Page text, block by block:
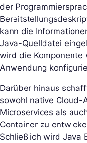
der
kann die
Java-Quelldatei
wird die Komponente
Anwendung
Darüber hinaus
sowohl native Cloud-
Microservices als
Container zu
Schließlich wird Java